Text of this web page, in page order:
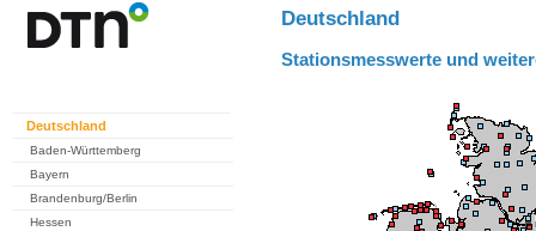
Deutschland
Baden-Württemberg
Bayern
Brandenburg/Berlin
Hessen
Deutschland
Stationsmesswerte und